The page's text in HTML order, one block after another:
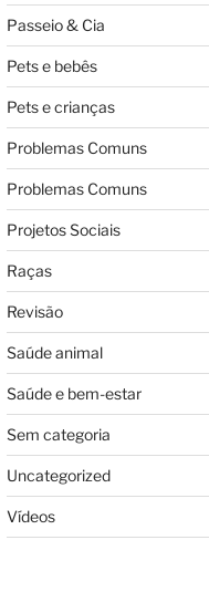
Passeio & Cia
Pets e bebês
Pets e crianças
Problemas Comuns
Problemas Comuns
Projetos Sociais
Raças
Revisão
Saúde animal
Saúde e bem-estar
Sem categoria
Uncategorized
Vídeos